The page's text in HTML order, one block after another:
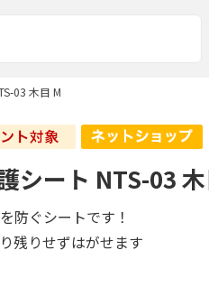
03 木目 M
シート NTS-03
防ぐシートです！
残りせずはがせます